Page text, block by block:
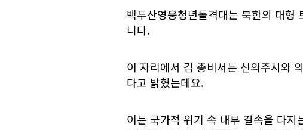
백두산영웅청년돌격대는 북한의 대형
니다.
이 자리에서 김 총비서는 신의주시와
다고 밝혔는데요.
이는 국가적 위기 속 내부 결속을 다